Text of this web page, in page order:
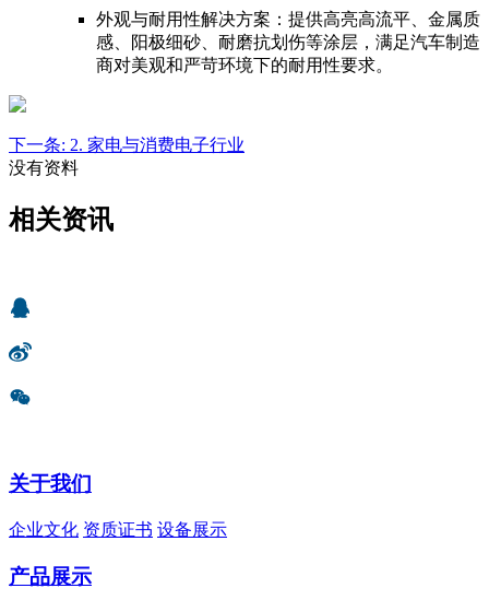
外观与耐用性解决方案：提供高亮高流平、金属质
感、阳极细砂、耐磨抗划伤等涂层，满足汽车制造
商对美观和严苛环境下的耐用性要求。
下一条: 2. 家电与消费电子行业
没有资料
相关资讯
关于我们
企业文化 资质证书 设备展示
产品展示